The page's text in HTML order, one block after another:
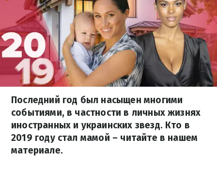
Последний год был насыщен многими
событиями, в частности в личных жизнях
иностранных и украинских звезд. Кто в
2019 году стал мамой – читайте в нашем
материале.